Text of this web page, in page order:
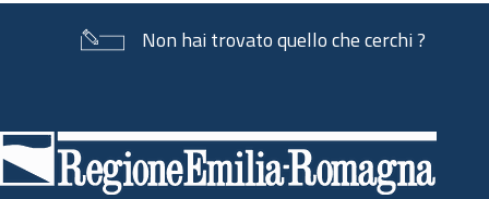
Non hai trovato quello che cerchi ?
di
pagina